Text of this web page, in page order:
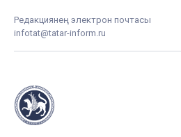
Редакциянең электрон почтасы
infotat@tatar-inform.ru